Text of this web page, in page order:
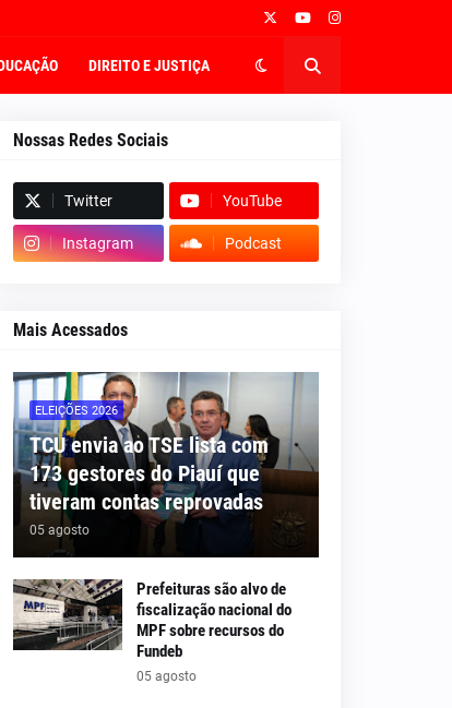
DIREITO E JUSTIÇA
Nossas Redes Sociais
Twitter YouTube
Instagram Podcast
Mais Acessados
ELEIÇÕES 2026
TCU envia ao TSE lista com
173 gestores do Piauí que
tiveram contas reprovadas
05 agosto
Prefeituras são alvo de
fiscalização nacional do
MPF sobre recursos do
Fundeb
05 agosto